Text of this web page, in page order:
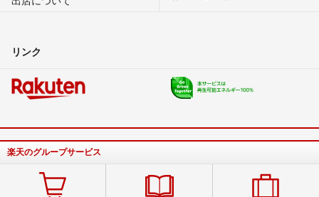
リンク
楽天のグループサービス